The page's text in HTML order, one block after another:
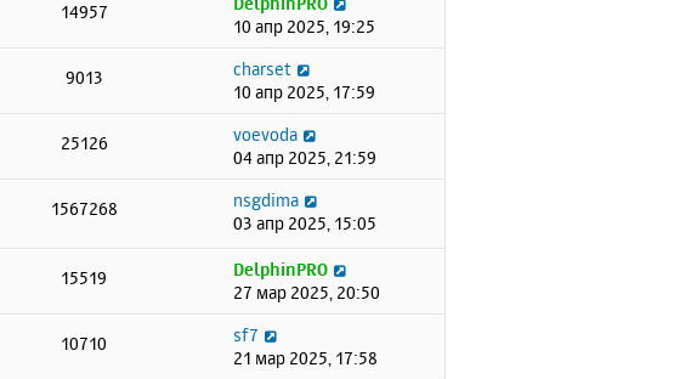
14957
10 апр 2025, 19:25
9013
charset
10 апр 2025, 17:59
25126
voevoda
04 апр 2025, 21:59
1567268
nsgdima
03 апр 2025, 15:05
15519
DelphinPRO
27 мар 2025, 20:50
10710
sf7
21 мар 2025, 17:58